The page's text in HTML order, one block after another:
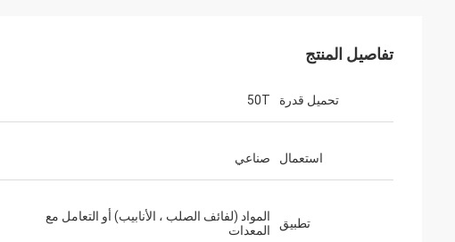
تفاصيل المنتج
تحميل قدرة 50T
استعمال صناعي
تطبيق
المواد (لفائف الصلب ، الأنابيب) أو التعامل مع
المعدات